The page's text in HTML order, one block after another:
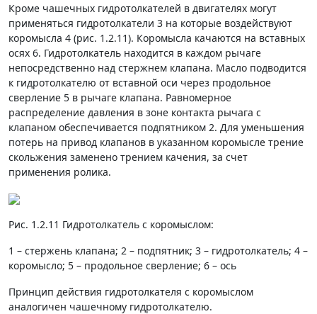
Кроме чашечных гидротолкателей в двигателях могут
применяться гидротолкатели 3 на которые воздействуют
коромысла 4 (рис. 1.2.11). Коромысла качаются на вставных
осях 6. Гидротолкатель находится в каждом рычаге
непосредственно над стержнем клапана. Масло подводится
к гидротолкателю от вставной оси через продольное
сверление 5 в рычаге клапана. Равномерное
распределение давления в зоне контакта рычага с
клапаном обеспечивается подпятником 2. Для уменьшения
потерь на привод клапанов в указанном коромысле трение
скольжения заменено трением качения, за счет
применения ролика.
Рис. 1.2.11 Гидротолкатель с коромыслом:
1 – стержень клапана; 2 – подпятник; 3 – гидротолкатель; 4 –
коромысло; 5 – продольное сверление; 6 – ось
Принцип действия гидротолкателя с коромыслом
аналогичен чашечному гидротолкателю.